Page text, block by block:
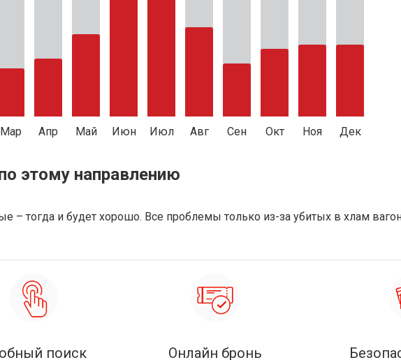
Мар Апр Май Июн Июл Авг Сен Окт Ноя Дек
этому направлению
– тогда и будет хорошо. Все проблемы только из-за убитых в хлам
поиск Онлайн бронь